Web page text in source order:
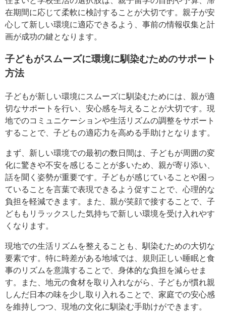
在期間に応じて柔軟に検討することが大切です。親子が安
心して新しい環境に適応できるよう、事前の情報収集と計
画が成功の鍵となります。
子どもがスムーズに環境に馴染むためのサポート
方法
子どもが新しい環境にスムーズに馴染むためには、親が適
切なサポートを行い、安心感を与えることが大切です。現
地でのコミュニケーションや生活リズムの調整をサポート
することで、子どもの適応力を高める手助けとなります。
まず、新しい環境での最初の数日間は、子どもが周囲の変
化に驚きや不安を感じることが多いため、親が寄り添い、
話を聞く姿勢が重要です。子どもが感じていることや困っ
ていることを言葉で表現できるよう促すことで、心理的な
負担を軽減できます。また、親が笑顔で接することで、子
どももリラックスした気持ちで新しい環境を受け入れやす
くなります。
現地での生活リズムを整えることも、馴染むための大切な
要素です。特に時差がある地域では、規則正しい睡眠と食
事のリズムを意識することで、身体的な負担を減らせま
す。また、地元の食材を取り入れながら、子どもが慣れ親
しんだ日本の味を少し取り入れることで、家庭での安心感
を維持しつつ、現地の文化に馴染む手助けができます。